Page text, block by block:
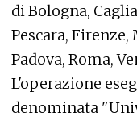
di Bologna,
Pescara,
Padova, Roma,
L'operazione
denominata